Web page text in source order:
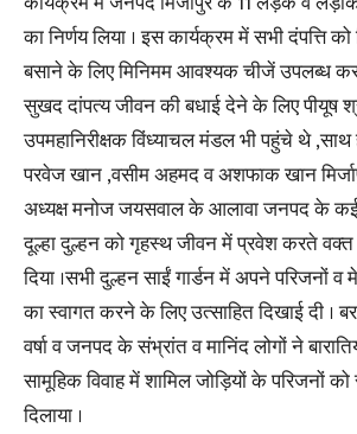
का निर्णय लिया । इस कार्यक्रम में सभी दंपत्ति
बसाने के लिए मिनिमम आवश्यक चीजें उपलब्ध
सुखद दांपत्य जीवन की बधाई देने के लिए पीयूष
उपमहानिरीक्षक विंध्याचल मंडल भी पहुंचे थे
परवेज खान ,वसीम अहमद व अशफाक खान
अध्यक्ष मनोज जयसवाल के आलावा जनपद के कई
दूल्हा दुल्हन को गृहस्थ जीवन में प्रवेश करते
दिया ।सभी दुल्हन साईं गार्डन में अपने परिजनों व
का स्वागत करने के लिए उत्साहित दिखाई दी ।
वर्षा व जनपद के संभ्रांत व मानिंद लोगों ने
सामूहिक विवाह में शामिल जोड़ियों के परिजनों
दिलाया ।